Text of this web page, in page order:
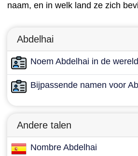
naam, en in welk land ze zich
Abdelhai
Noem Abdelhai in de wereld
Bijpassende namen voor
Andere talen
Nombre Abdelhai